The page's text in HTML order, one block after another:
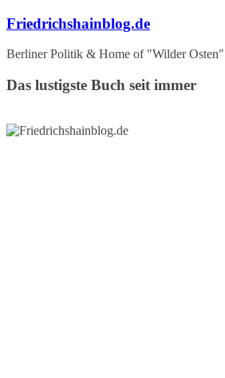
Zum
springen
Friedrichshainblog.de
Berliner Politik & Home of "Wilder Osten"
Das lustigste Buch seit immer